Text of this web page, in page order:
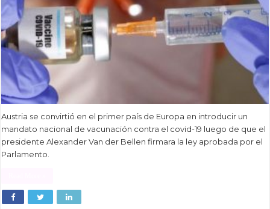
Austria se convirtió en el primer país de Europa en introducir un
mandato nacional de vacunación contra el covid-19 luego de que el
presidente Alexander Van der Bellen firmara la ley aprobada por el
Parlamento.